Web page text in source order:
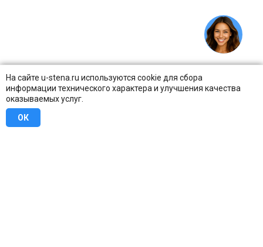
На сайте u-stena.ru используются cookie для сбора
информации технического характера и улучшения качества
оказываемых услуг.
ОК